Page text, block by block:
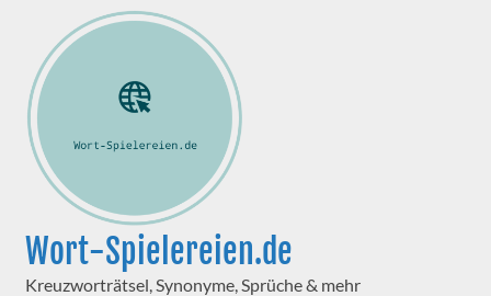
Wort-Spielereien.de
Kreuzworträtsel, Synonyme, Sprüche & mehr